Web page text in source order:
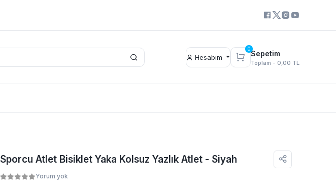
Hesabım
0
Sepetim
Toplam - 0,00 TL
Sporcu Atlet Bisiklet Yaka Kolsuz Yazlık Atlet - Siyah
Yorum yok